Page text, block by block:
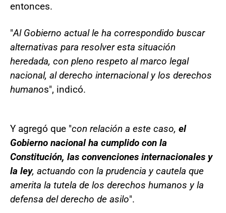
entonces.
"Al Gobierno actual le ha correspondido buscar
alternativas para resolver esta situación
heredada, con pleno respeto al marco legal
nacional, al derecho internacional y los derechos
humanos", indicó.
Y agregó que "con relación a este caso, el
Gobierno nacional ha cumplido con la
Constitución, las convenciones internacionales y
la ley, actuando con la prudencia y cautela que
amerita la tutela de los derechos humanos y la
defensa del derecho de asilo".